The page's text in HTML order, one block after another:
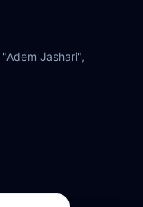
Jashari",